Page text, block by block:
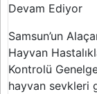
Devam Ediyor
Samsun’un
Hayvan
Kontrolü
hayvan sevkleri